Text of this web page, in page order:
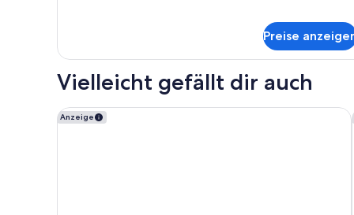
Schlafzimmer,
Seeblick
Preise
Vielleicht gefällt dir auch
Anzeige
Swiss-Belsuites Pounamu Queenstown